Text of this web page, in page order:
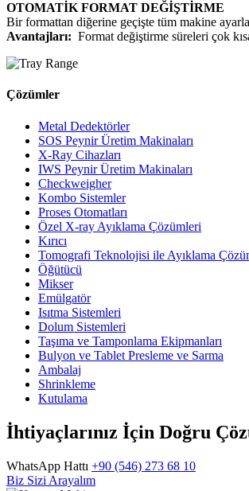
OTOMATİK FORMAT DEĞİŞTİRME
Bir formattan diğerine geçişte tüm makine
Avantajları: Format değiştirme süreleri çok
Çözümler
Metal Dedektörler
SOS Peynir Üretim Makinaları
X-Ray Cihazları
IWS Peynir Üretim Makinaları
Checkweigher
Kombo Sistemler
Proses Otomatları
Özel X-ray Ayıklama Çözümleri
Kırıcı
Tomografi Teknolojisi ile Ayıklama
Öğütücü
Mikser
Emülgatör
Isıtma Sistemleri
Dolum Sistemleri
Taşıma ve Tamponlama Ekipmanları
Bulyon ve Tablet Presleme ve Sarma
Ambalaj
Shrinkleme
Kutulama
İhtiyaçlarınız İçin Doğru
WhatsApp Hattı +90 (546) 273 68 10
Biz Sizi Arayalım